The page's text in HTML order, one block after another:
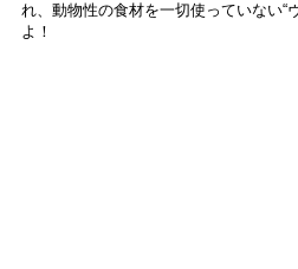
れ、動物性の食材を一切使っていない“
よ！